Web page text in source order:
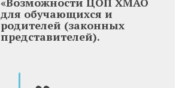
для обучающихся и
родителей (законных
представителей).